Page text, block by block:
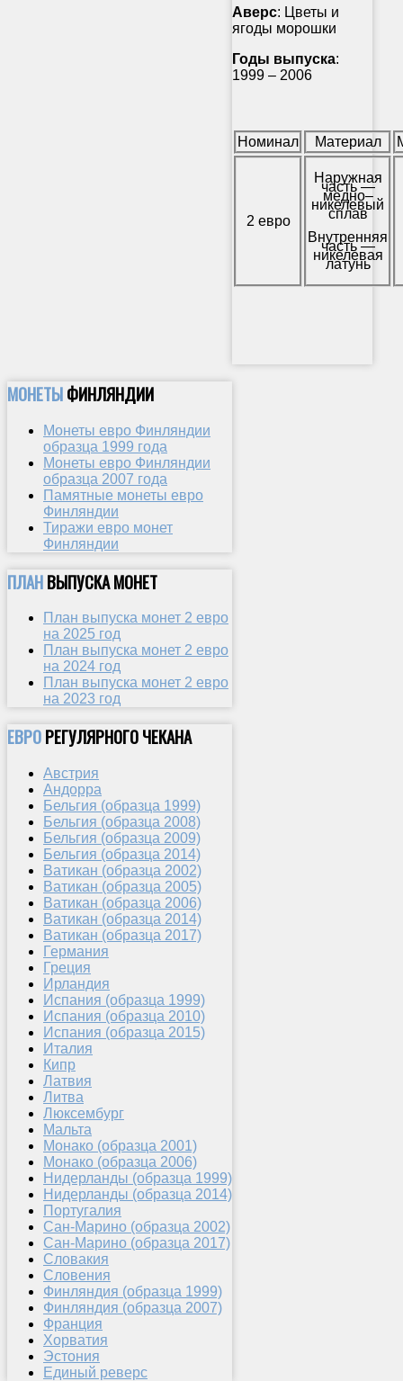
Аверс: Цветы и
ягоды морошки
Годы выпуска:
1999 – 2006
Номинал Материал
2 евро
Наружная
часть —
медно–
никелевый
сплав
Внутренняя
часть —
никелевая
латунь
МОНЕТЫФИНЛЯНДИИ
Монеты евро Финляндии
образца 1999 года
Монеты евро Финляндии
образца 2007 года
Памятные монеты евро
Финляндии
Тиражи евро монет
Финляндии
ПЛАНВЫПУСКА МОНЕТ
План выпуска монет 2 евро
на 2025 год
План выпуска монет 2 евро
на 2024 год
План выпуска монет 2 евро
на 2023 год
ЕВРОРЕГУЛЯРНОГО ЧЕКАНА
Австрия
Андорра
Бельгия (образца 1999)
Бельгия (образца 2008)
Бельгия (образца 2009)
Бельгия (образца 2014)
Ватикан (образца 2002)
Ватикан (образца 2005)
Ватикан (образца 2006)
Ватикан (образца 2014)
Ватикан (образца 2017)
Германия
Греция
Ирландия
Испания (образца 1999)
Испания (образца 2010)
Испания (образца 2015)
Италия
Кипр
Латвия
Литва
Люксембург
Мальта
Монако (образца 2001)
Монако (образца 2006)
Нидерланды (образца 1999)
Нидерланды (образца 2014)
Португалия
Сан-Марино (образца 2002)
Сан-Марино (образца 2017)
Словакия
Словения
Финляндия (образца 1999)
Финляндия (образца 2007)
Франция
Хорватия
Эстония
Единый реверс